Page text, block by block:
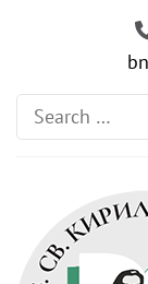
Search
for: